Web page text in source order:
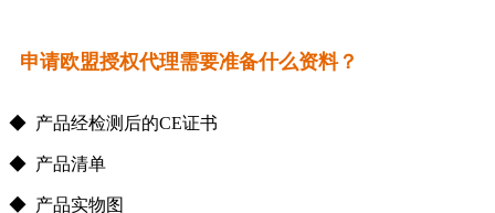
申请欧盟授权代理需要准备什么资料？
◆ 产品经检测后的CE证书
◆ 产品清单
◆ 产品实物图